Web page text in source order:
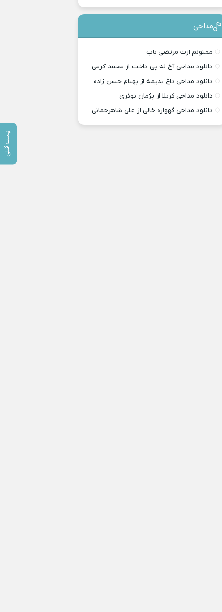
پست قبلی
مداحی
ممنونم ازت مرتضی باب
دانلود مداحی آخ له پی داخت از محمد کرمی
دانلود مداحی داغ بدیمه از بهنام حسن زاده
دانلود مداحی کربلا از پژمان نوذری
دانلود مداحی گهواره خالی از علی شاهرحمانی